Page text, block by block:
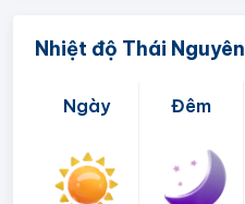
Nhiệt độ Thái Nguyên
Ngày Đêm